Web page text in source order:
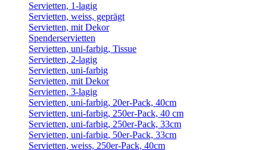
Servietten, 1-lagig
Servietten, weiss, geprägt
Servietten, mit Dekor
Spenderservietten
Servietten, uni-farbig, Tissue
Servietten, 2-lagig
Servietten, uni-farbig
Servietten, mit Dekor
Servietten, 3-lagig
Servietten, uni-farbig, 20er-Pack, 40cm
Servietten, uni-farbig, 250er-Pack, 40 cm
Servietten, uni-farbig, 250er-Pack, 33cm
Servietten, uni-farbig, 50er-Pack, 33cm
Servietten, weiss, 250er-Pack, 40cm